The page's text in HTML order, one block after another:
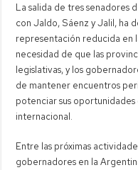
La salida de tres senadores
con Jaldo, Sáenz y Jalil, ha
representación reducida en
necesidad de que las
legislativas, y los
de mantener encuentros
potenciar sus
internacional.
Entre las próximas
gobernadores en la